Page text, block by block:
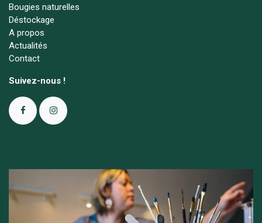
Bougies naturelles
Déstockage
A propos
Actualités
Contact
Suivez-nous !